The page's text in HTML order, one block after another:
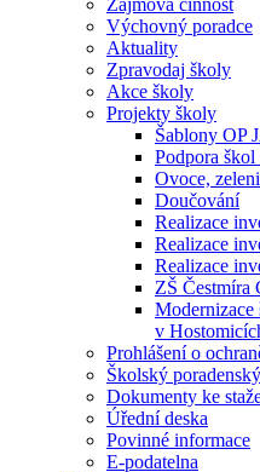
Zájmová činnost
Výchovný poradce
Aktuality
Zpravodaj školy
Akce školy
Projekty školy
Šablony OP
Podpora
Ovoce,
Doučování
Realizace
Realizace
Realizace
ZŠ Čestmíra
Modernizace
v
Prohlášení o
Školský
Dokumenty ke
Úřední deska
Povinné informace
E-podatelna